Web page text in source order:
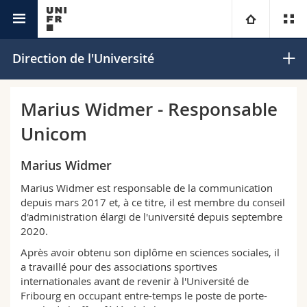
Université
Campus
Recherche
Université
Théologie
Droit
Sciences économiques et sociales et management
Sciences de l'éducation et de la formation
Vous êtes
Futurs étudiants
Etudiants
Chercheurs
Ressources
Annuaire du personnel
Bibliothèques
Direction de l'Université
Marius Widmer - Responsable
Unicom
Marius Widmer
Marius Widmer est responsable de la communication
depuis mars 2017 et, à ce titre, il est membre du conseil
d'administration élargi de l'université depuis septembre
2020.
Après avoir obtenu son diplôme en sciences sociales, il
a travaillé pour des associations sportives
internationales avant de revenir à l'Université de
Fribourg en occupant entre-temps le poste de porte-